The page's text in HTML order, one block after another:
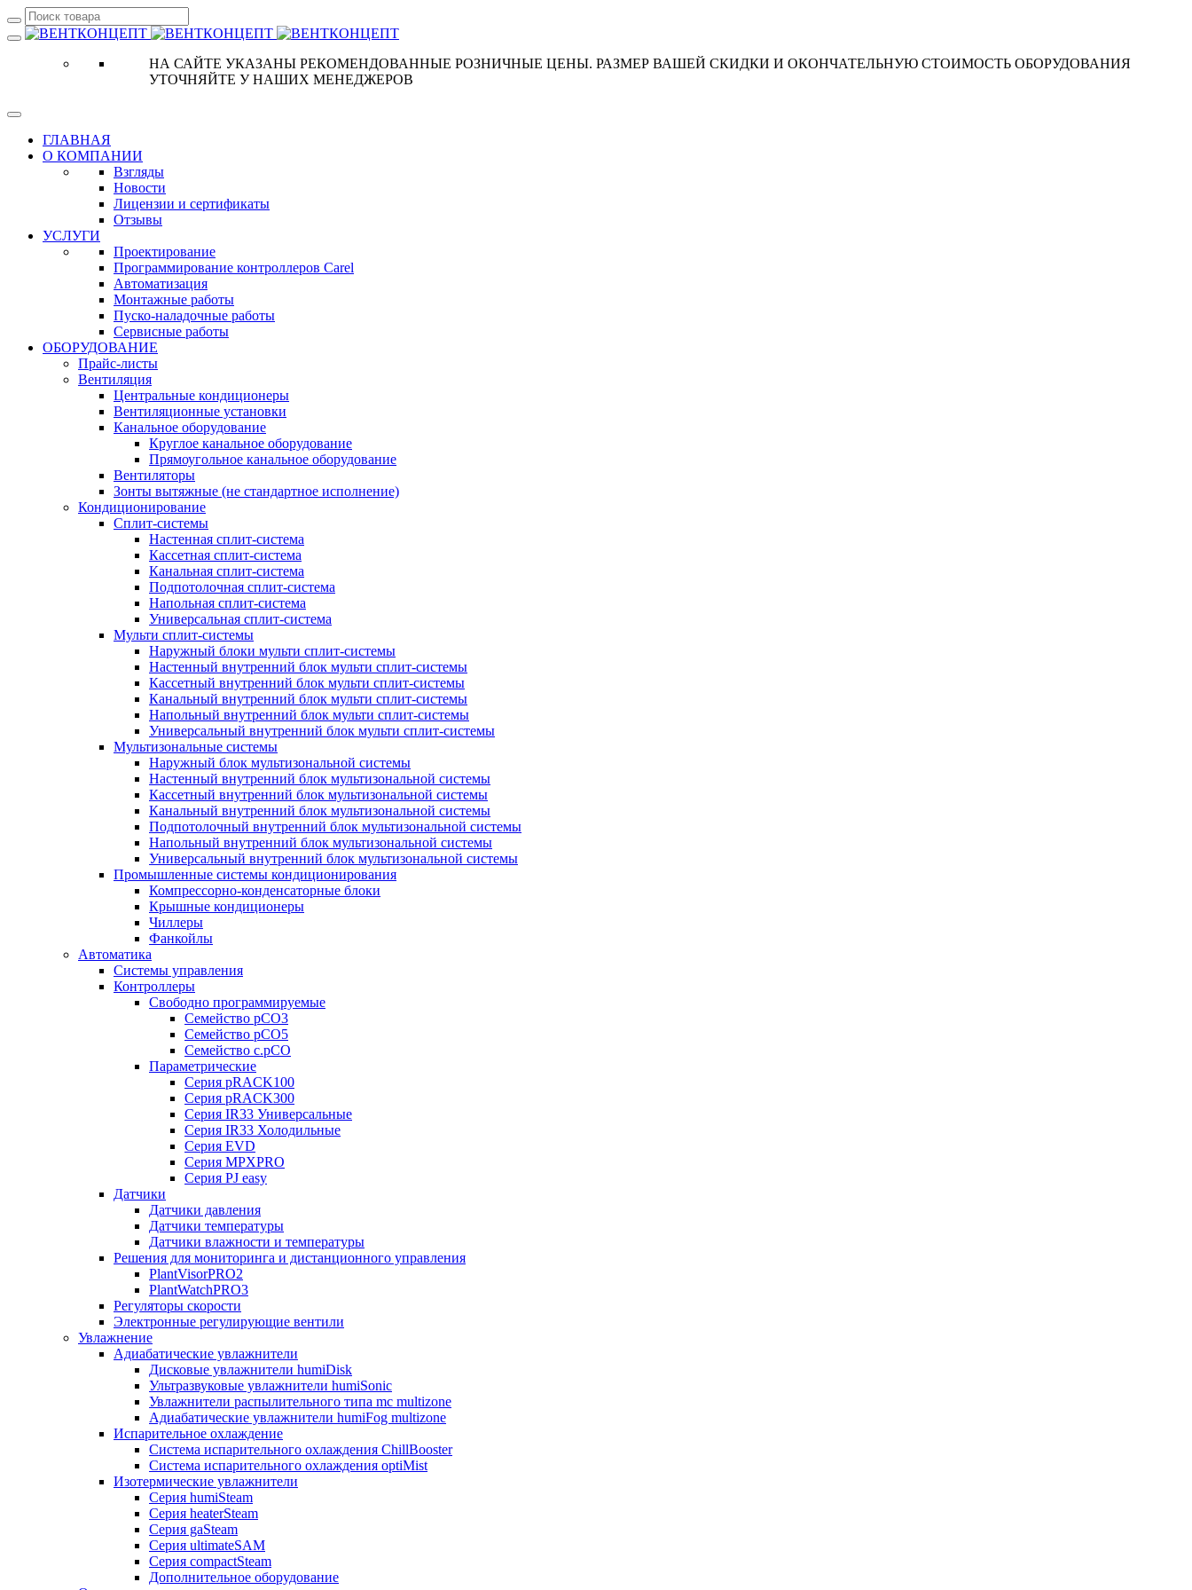
НА САЙТЕ УКАЗАНЫ РЕКОМЕНДОВАННЫЕ РОЗНИЧНЫЕ ЦЕНЫ. РАЗМЕР ВАШЕЙ СКИДКИ И ОКОНЧАТЕЛЬНУЮ СТОИМОСТЬ ОБОРУДОВАНИЯ
УТОЧНЯЙТЕ У НАШИХ МЕНЕДЖЕРОВ
ГЛАВНАЯ
О КОМПАНИИ
Взгляды
Новости
Лицензии и сертификаты
Отзывы
УСЛУГИ
Проектирование
Программирование контроллеров Carel
Автоматизация
Монтажные работы
Пуско-наладочные работы
Сервисные работы
ОБОРУДОВАНИЕ
Прайс-листы
Вентиляция
Центральные кондиционеры
Вентиляционные установки
Канальное оборудование
Круглое канальное оборудование
Прямоугольное канальное оборудование
Вентиляторы
Зонты вытяжные (не стандартное исполнение)
Кондиционирование
Сплит-системы
Настенная сплит-система
Кассетная сплит-система
Канальная сплит-система
Подпотолочная сплит-система
Напольная сплит-система
Универсальная сплит-система
Мульти сплит-системы
Наружный блоки мульти сплит-системы
Настенный внутренний блок мульти сплит-системы
Кассетный внутренний блок мульти сплит-системы
Канальный внутренний блок мульти сплит-системы
Напольный внутренний блок мульти сплит-системы
Универсальный внутренний блок мульти сплит-системы
Мультизональные системы
Наружный блок мультизональной системы
Настенный внутренний блок мультизональной системы
Кассетный внутренний блок мультизональной системы
Канальный внутренний блок мультизональной системы
Подпотолочный внутренний блок мультизональной системы
Напольный внутренний блок мультизональной системы
Универсальный внутренний блок мультизональной системы
Промышленные системы кондиционирования
Компрессорно-конденсаторные блоки
Крышные кондиционеры
Чиллеры
Фанкойлы
Автоматика
Системы управления
Контроллеры
Свободно программируемые
Семейство pCO3
Семейство pCO5
Семейство c.pCO
Параметрические
Серия pRACK100
Серия pRACK300
Серия IR33 Универсальные
Серия IR33 Холодильные
Серия EVD
Серия MPXPRO
Серия PJ easy
Датчики
Датчики давления
Датчики температуры
Датчики влажности и температуры
Решения для мониторинга и дистанционного управления
PlantVisorPRO2
PlantWatchPRO3
Регуляторы скорости
Электронные регулирующие вентили
Увлажнение
Адиабатические увлажнители
Дисковые увлажнители humiDisk
Ультразвуковые увлажнители humiSonic
Увлажнители распылительного типа mc multizone
Адиабатические увлажнители humiFog multizone
Испарительное охлаждение
Система испарительного охлаждения ChillBooster
Система испарительного охлаждения optiMist
Изотермические увлажнители
Серия humiSteam
Серия heaterSteam
Серия gaSteam
Серия ultimateSAM
Серия compactSteam
Дополнительное оборудование